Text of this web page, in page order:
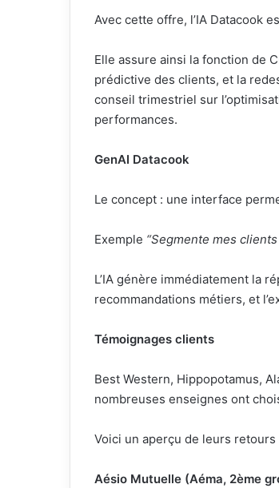
Avec cette offre, l’IA Datacook
Elle assure ainsi la fonction de
prédictive des clients, et la
conseil trimestriel sur
performances.
GenAI Datacook
Le concept : une interface
Exemple “Segmente mes
L’IA génère immédiatement la
recommandations métiers, et
Témoignages clients
Best Western, Hippopotamus,
nombreuses enseignes ont
Voici un aperçu de leurs retours
Aésio Mutuelle (Aéma, 2ème